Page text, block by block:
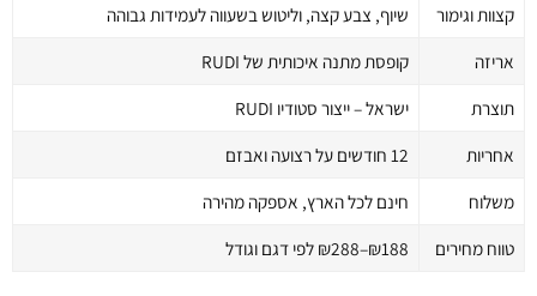
קצוות וגימור
שיוף, צבע קצה, וליטוש בשעווה לעמידות גבוהה
אריזה
קופסת מתנה איכותית של RUDI
תוצרת
ישראל – ייצור סטודיו RUDI
אחריות
12 חודשים על רצועה ואבזם
משלוח
חינם לכל הארץ, אספקה מהירה
טווח מחירים
₪188–₪288 לפי דגם וגודל